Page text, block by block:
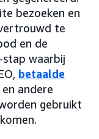
bezoeken en
te
en de
stap waarbij
betaalde
andere
gebruikt